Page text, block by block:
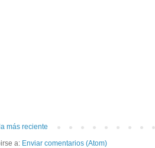
más reciente
a: Enviar comentarios (Atom)